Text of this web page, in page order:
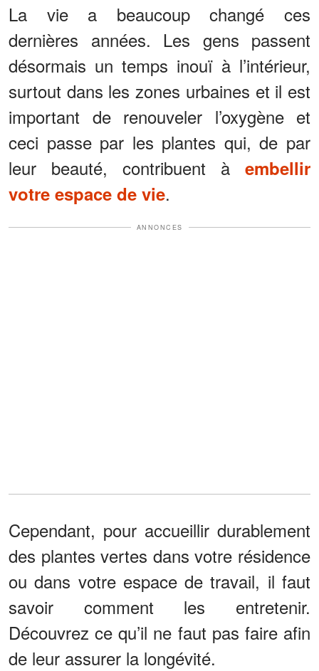
La vie a beaucoup changé ces
dernières années. Les gens passent
désormais un temps inouï à l’intérieur,
surtout dans les zones urbaines et il est
important de renouveler l’oxygène et
ceci passe par les plantes qui, de par
leur beauté, contribuent à embellir
votre espace de vie.
ANNONCES
Cependant, pour accueillir durablement
des plantes vertes dans votre résidence
ou dans votre espace de travail, il faut
savoir comment les entretenir.
Découvrez ce qu’il ne faut pas faire afin
de leur assurer la longévité.